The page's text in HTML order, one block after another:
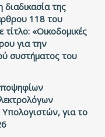
της
118 του
«Οικοδομικές
για την
συστήματος του
για το